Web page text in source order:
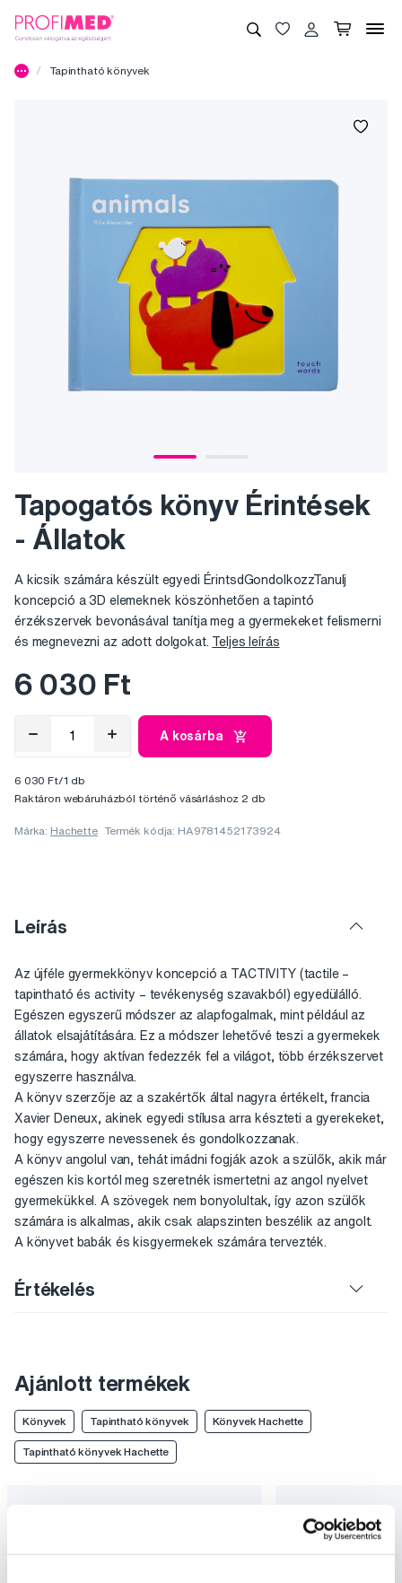
Tapintható könyvek
Tapogatós könyv Érintések
- Állatok
A kicsik számára készült egyedi ÉrintsdGondolkozzTanulj
koncepció a 3D elemeknek köszönhetően a tapintó
érzékszervek bevonásával tanítja meg a gyermekeket felismerni
és megnevezni az adott dolgokat. Teljes leírás
6 030 Ft
A kosárba
6 030 Ft/1 db
Raktáron webáruházból történő vásárláshoz 2 db
Márka: Hachette Termék kódja: HA9781452173924
Leírás
Az újféle gyermekkönyv koncepció a TACTIVITY (tactile –
tapintható és activity – tevékenység szavakból) egyedülálló.
Egészen egyszerű módszer az alapfogalmak, mint például az
állatok elsajátítására. Ez a módszer lehetővé teszi a gyermekek
számára, hogy aktívan fedezzék fel a világot, több érzékszervet
egyszerre használva.
A könyv szerzője az a szakértők által nagyra értékelt, francia
Xavier Deneux, akinek egyedi stílusa arra készteti a gyerekeket,
hogy egyszerre nevessenek és gondolkozzanak.
A könyv angolul van, tehát imádni fogják azok a szülők, akik már
egészen kis kortól meg szeretnék ismertetni az angol nyelvet
gyermekükkel. A szövegek nem bonyolultak, így azon szülők
számára is alkalmas, akik csak alapszinten beszélik az angolt.
A könyvet babák és kisgyermekek számára tervezték.
Értékelés
Ajánlott termékek
Könyvek Tapintható könyvek Könyvek Hachette
Tapintható könyvek Hachette